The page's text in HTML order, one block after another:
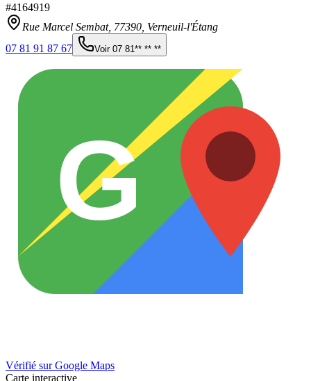
#4164919
Rue Marcel Sembat, 77390 Verneuil-l'Étang
07 81 91 87 67
Voir 07 81** ** **
G
Vérifié sur Google Maps
Carte interactive